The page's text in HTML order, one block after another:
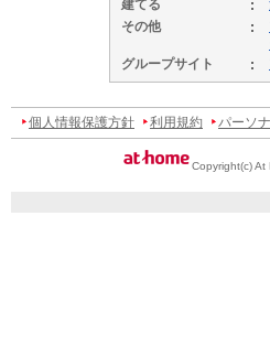
建てる
その他
グループサイト
個人情報保護方針 利用規約 パーソ
Copyright(c) At